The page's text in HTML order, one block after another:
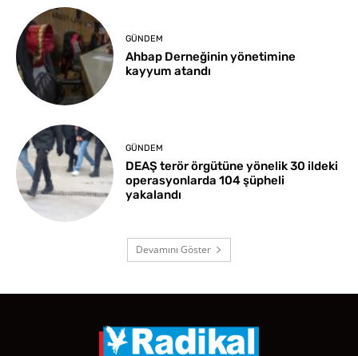
GÜNDEM
Ahbap Derneğinin yönetimine
kayyum atandı
GÜNDEM
DEAŞ terör örgütüne yönelik 30 ildeki
operasyonlarda 104 şüpheli
yakalandı
Devamını Göster